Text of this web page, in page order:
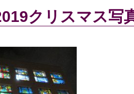
クリスマス写